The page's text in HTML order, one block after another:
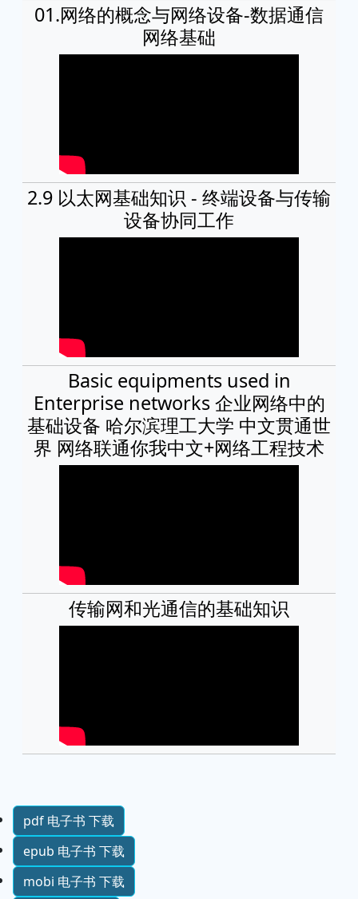
01.网络的概念与网络设备-数据通信
网络基础
2.9 以太网基础知识 - 终端设备与传输
设备协同工作
Basic equipments used in
Enterprise networks 企业网络中的
基础设备 哈尔滨理工大学 中文贯通世
界 网络联通你我中文+网络工程技术
传输网和光通信的基础知识
pdf 电子书 下载
epub 电子书 下载
mobi 电子书 下载